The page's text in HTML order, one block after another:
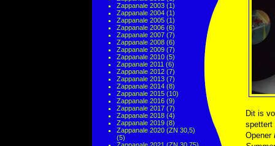
Zappanale 2003 (1)
Zappanale 2004 (1)
Zappanale 2005 (1)
Zappanale 2006 (6)
Zappanale 2007 (7)
Zappanale 2008 (6)
Zappanale 2009 (7)
Zappanale 2010 (5)
Zappanale 2011 (6)
Zappanale 2012 (7)
Zappanale 2013 (7)
Zappanale 2014 (8)
Zappanale 2015 (10)
Zappanale 2016 (9)
Zappanale 2017 (7)
Zappanale 2018 (4)
Zappanale 2019 (8)
Zappanale 2020 (ZN 30,5)
(5)
Dit is
spettert
Opener